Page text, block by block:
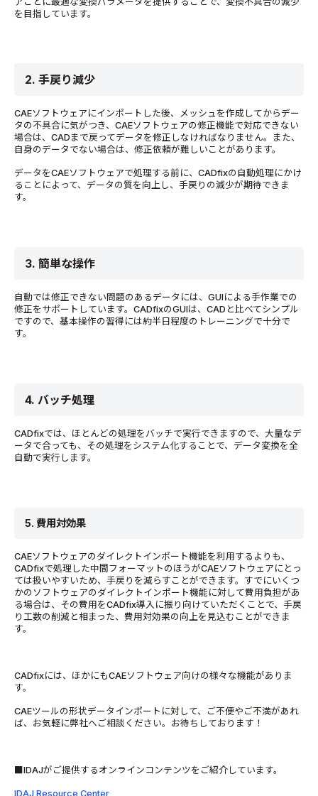
を目指しています。
2. 手戻り減少
CAEソフトウェアにインポートした後、メッシュを作成してからデー
タの不具合に気がつき、CAEソフトウェアの修正機能で対応できない
場合は、CADまで戻ってデータを修正しなければなりません。また、
自身のデータでない場合は、修正依頼が難しいことがあります。
データをCAEソフトウェアで処理する前に、CADfixの自動処理にかけ
ることによって、データの質を向上し、手戻りの減少が期待できま
す。
3. 簡単な操作
自動では修正できない問題のあるデータには、GUIによる手作業での
修正をサポートしています。CADfixのGUIは、CADと比べてシンプル
ですので、基本操作の習得には約半日程度のトレーニングで十分で
す。
4. バッチ処理
CADfixでは、ほとんどの処理をバッチで実行できますので、大量なデ
ータで合っても、その処理をシステム化することで、データ変換を全
自動で実行します。
5. 費用対効果
CAEソフトウェアのダイレクトインポート機能を利用するよりも、
CADfixで処理した中間フォーマットのほうがCAEソフトウェアにとっ
ては扱いやすいため、手戻りを減らすことができます。すでにいくつ
かのソフトウェアのダイレクトインポート機能に対して費用負担があ
る場合は、その費用をCADfix導入に振り向けていただくことで、手戻
り工数の削減と相まった、費用対効果の向上を見込むことができま
す。
CADfixには、ほかにもCAEソフトウェア向けの様々な機能がありま
す。
CAEツールの形状データインポートに対して、ご不便やご不満があれ
ば、お気軽に弊社へご相談ください。お待ちしております！
■IDAJがご提供するオンラインコンテンツをご紹介しています。
IDAJ Resource Center